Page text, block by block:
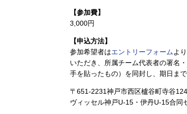
【参加費】
3,000円
【申込方法】
参加希望者はエントリーフォーム よ
いただき、所属チーム代表者の署名
手を貼ったもの）を同封し、期日ま
〒651-2231神戸市西区櫨谷町寺谷
ヴィッセル神戸U-15・伊丹U-15合同